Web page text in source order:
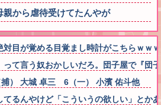
から虐待受けてたんやが
対目が覚める目覚まし時計がこちらｗｗ
て言う奴おかしいだろ。団子屋で『団
捕） 大城 卓三 6（一） 小濱 佑斗他
るんやけど「こういうの欲しい」とか